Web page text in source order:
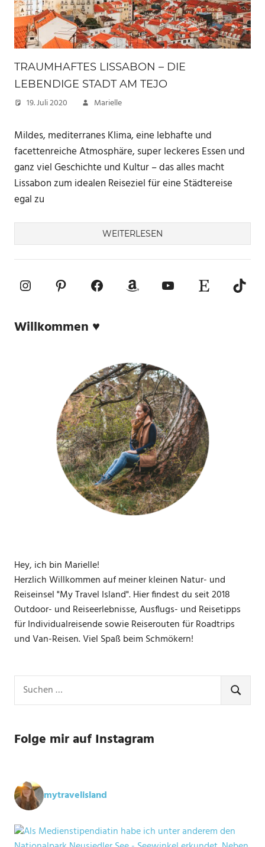
TRAUMHAFTES LISSABON – DIE
LEBENDIGE STADT AM TEJO
19. Juli 2020 Marielle
Mildes, mediterranes Klima, eine lebhafte und
facettenreiche Atmosphäre, super leckeres Essen und
ganz viel Geschichte und Kultur – das alles macht
Lissabon zum idealen Reiseziel für eine Städtereise
egal zu
WEITERLESEN
InstagramPinterestFacebookAmazonYouTube
Etsy-Shop
Willkommen ♥
Hey, ich bin Marielle!
Herzlich Willkommen auf meiner kleinen Natur- und
Reiseinsel "My Travel Island". Hier findest du seit 2018
Outdoor- und Reiseerlebnisse, Ausflugs- und Reisetipps
für Individualreisende sowie Reiserouten für Roadtrips
und Van-Reisen. Viel Spaß beim Schmökern!
nach:
SUCHEN
Folge mir auf Instagram
mytravelisland